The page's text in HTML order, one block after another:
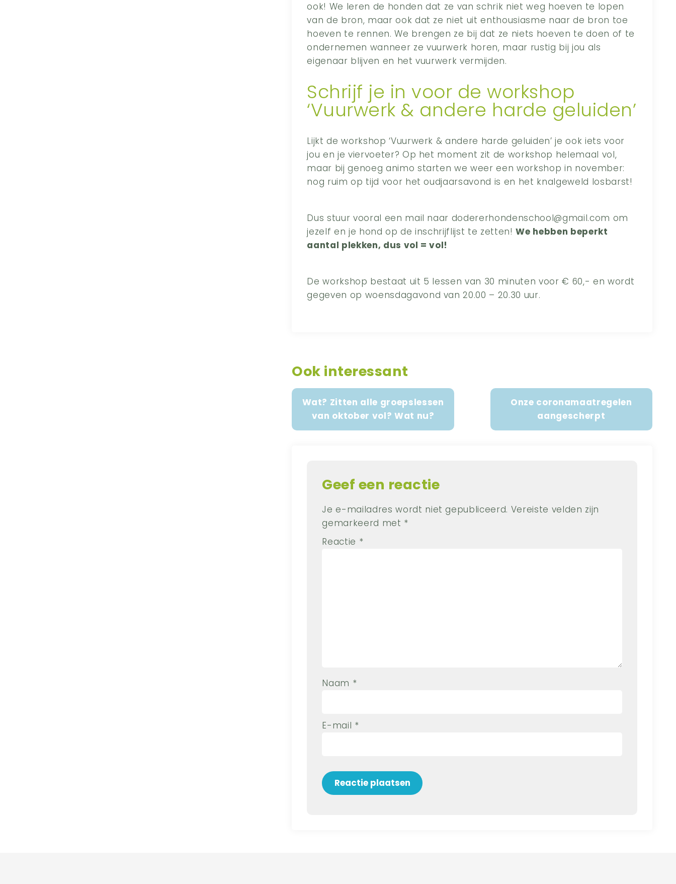
ook! We leren de honden dat ze van schrik niet weg hoeven te lopen
van de bron, maar ook dat ze niet uit enthousiasme naar de bron toe
hoeven te rennen. We brengen ze bij dat ze niets hoeven te doen of te
ondernemen wanneer ze vuurwerk horen, maar rustig bij jou als
eigenaar blijven en het vuurwerk vermijden.
Schrijf je in voor de workshop
‘Vuurwerk & andere harde geluiden’
Lijkt de workshop ‘Vuurwerk & andere harde geluiden’ je ook iets voor
jou en je viervoeter? Op het moment zit de workshop helemaal vol,
maar bij genoeg animo starten we weer een workshop in november:
nog ruim op tijd voor het oudjaarsavond is en het knalgeweld losbarst!
Dus stuur vooral een mail naar dodererhondenschool@gmail.com om
jezelf en je hond op de inschrijflijst te zetten!We hebben beperkt
aantal plekken, dus vol = vol!
De workshop bestaat uit 5 lessen van 30 minuten voor € 60,- en wordt
gegeven op woensdagavond van 20.00 – 20.30 uur.
Ook interessant
Wat? Zitten alle groepslessen
van oktober vol? Wat nu?
Onze coronamaatregelen
aangescherpt
Geef een reactie
Je e-mailadres wordt niet gepubliceerd. Vereiste velden zijn
gemarkeerd met *
Reactie *
Naam *
E-mail *